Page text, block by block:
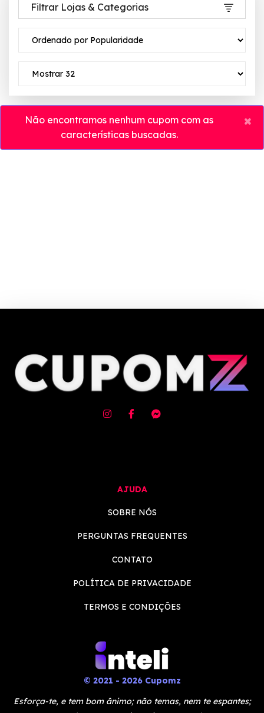
Filtrar Lojas & Categorias
Não encontramos nenhum cupom com as
características buscadas.
×
AJUDA
SOBRE NÓS
PERGUNTAS FREQUENTES
CONTATO
POLÍTICA DE PRIVACIDADE
TERMOS E CONDIÇÕES
© 2021 - 2026 Cupomz
Esforça-te, e tem bom ânimo; não temas, nem te espantes;